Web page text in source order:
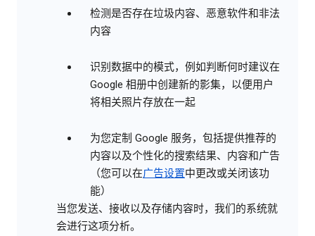
检测是否存在垃圾内容、恶意软件和非法
内容
识别数据中的模式，例如判断何时建议在
Google 相册中创建新的影集，以便用户
将相关照片存放在一起
为您定制 Google 服务，包括提供推荐的
内容以及个性化的搜索结果、内容和广告
（您可以在广告设置中更改或关闭该功
能）
当您发送、接收以及存储内容时，我们的系统就
会进行这项分析。